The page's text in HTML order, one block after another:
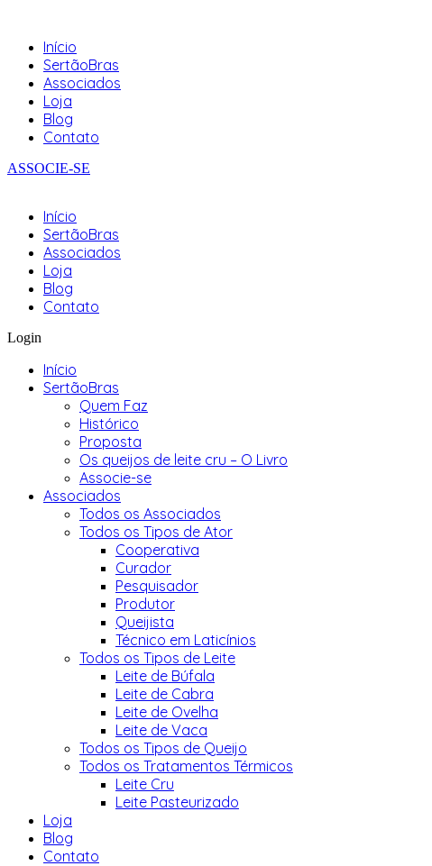
Início
SertãoBras
Associados
Loja
Blog
Contato
ASSOCIE-SE
Início
SertãoBras
Associados
Loja
Blog
Contato
Login
Início
SertãoBras
Quem Faz
Histórico
Proposta
Os queijos de leite cru – O Livro
Associe-se
Associados
Todos os Associados
Todos os Tipos de Ator
Cooperativa
Curador
Pesquisador
Produtor
Queijista
Técnico em Laticínios
Todos os Tipos de Leite
Leite de Búfala
Leite de Cabra
Leite de Ovelha
Leite de Vaca
Todos os Tipos de Queijo
Todos os Tratamentos Térmicos
Leite Cru
Leite Pasteurizado
Loja
Blog
Contato